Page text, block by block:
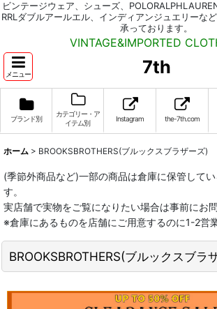
ビンテージウェア、シューズ、
RRLダブルアールエル、インディアンジュエリーな
承っております。
VINTAGE&IMPORTED
メニュー 7th
ブランド別
カテゴリー・ア
イテム別
Instagram the-7th.com
ホーム > BROOKSBROTHERS(ブルックスブラザーズ)
(季節外商品など)一部の商品は倉庫に保管して
す。
実店舗で実物をご覧になりたい場合は事前にお
※倉庫にあるものを店舗にご用意するのに1-2営
BROOKSBROTHERS(ブルックスブラ